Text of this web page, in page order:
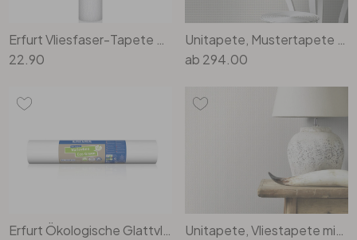
Erfurt Vliesfaser-Tapete Protect 205
22.90
Unitapete, Mustertapete mit Struktur Bauhaus weiss
ab 294.00
Erfurt Ökologische Glattvlies-Tapete Eco Green 20x0.53m
Unitapete, Vliestapete mit Struktur Bauhaus weiss